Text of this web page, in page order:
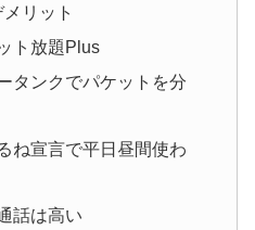
リット
ト放題Plus
タンクでパケットを分
ね宣言で平日昼間使わ
話は高い